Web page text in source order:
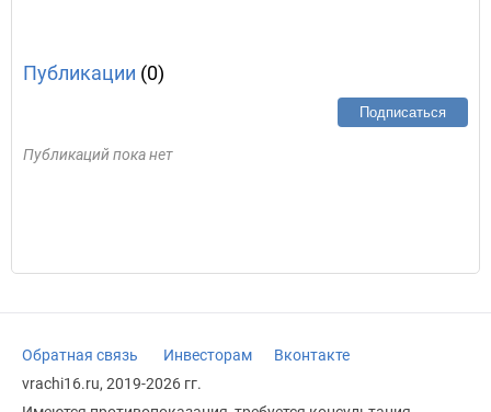
Публикации (0)
Подписаться
Публикаций пока нет
Обратная связь Инвесторам
Вконтакте
vrachi16.ru, 2019-2026 гг.